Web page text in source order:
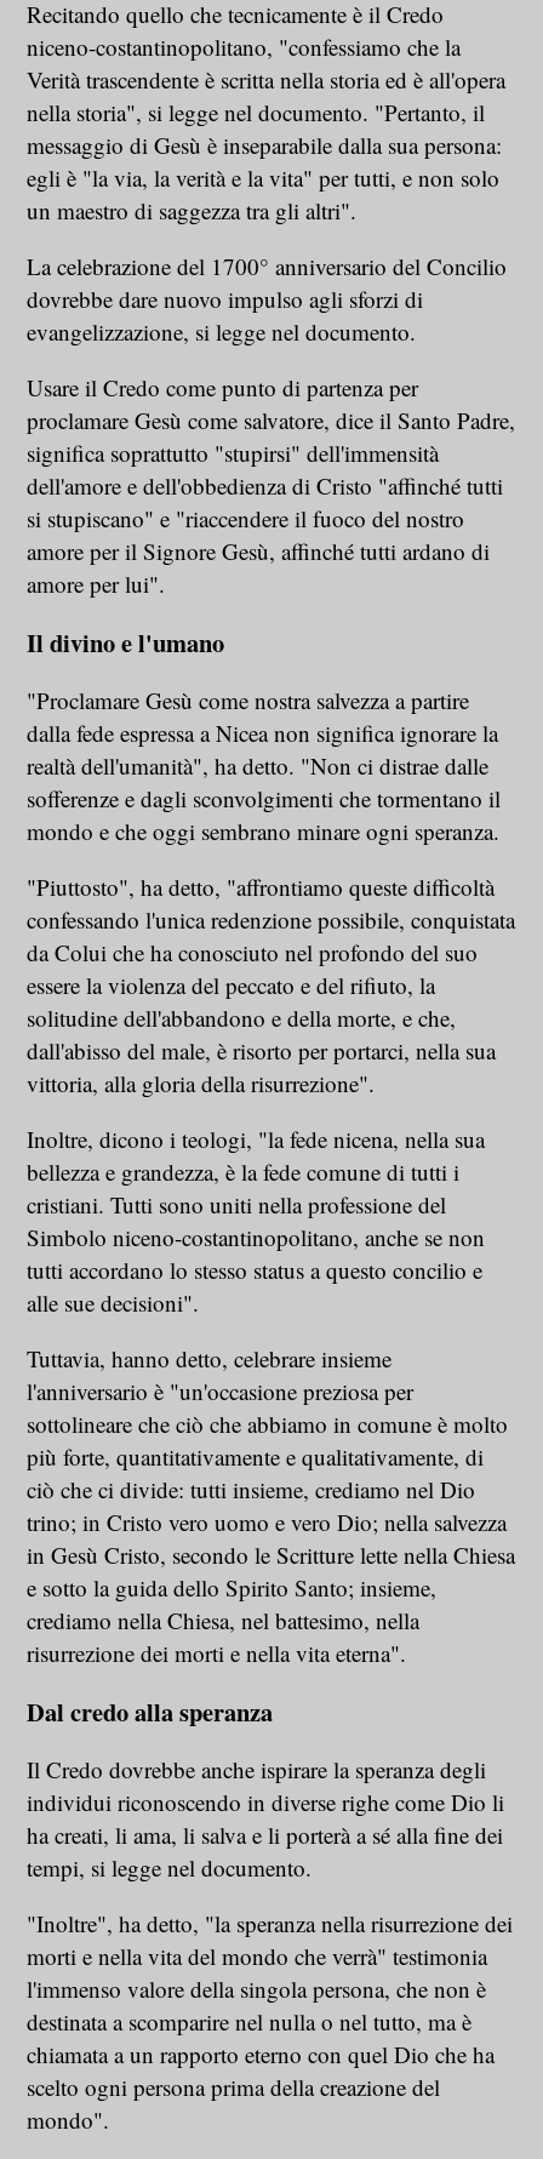
Recitando quello che tecnicamente è il Credo
niceno-costantinopolitano, "confessiamo che la
Verità trascendente è scritta nella storia ed è all'opera
nella storia", si legge nel documento. "Pertanto, il
messaggio di Gesù è inseparabile dalla sua persona:
egli è "la via, la verità e la vita" per tutti, e non solo
un maestro di saggezza tra gli altri".
La celebrazione del 1700° anniversario del Concilio
dovrebbe dare nuovo impulso agli sforzi di
evangelizzazione, si legge nel documento.
Usare il Credo come punto di partenza per
proclamare Gesù come salvatore, dice il Santo Padre,
significa soprattutto "stupirsi" dell'immensità
dell'amore e dell'obbedienza di Cristo "affinché tutti
si stupiscano" e "riaccendere il fuoco del nostro
amore per il Signore Gesù, affinché tutti ardano di
amore per lui".
Il divino e l'umano
"Proclamare Gesù come nostra salvezza a partire
dalla fede espressa a Nicea non significa ignorare la
realtà dell'umanità", ha detto. "Non ci distrae dalle
sofferenze e dagli sconvolgimenti che tormentano il
mondo e che oggi sembrano minare ogni speranza.
"Piuttosto", ha detto, "affrontiamo queste difficoltà
confessando l'unica redenzione possibile, conquistata
da Colui che ha conosciuto nel profondo del suo
essere la violenza del peccato e del rifiuto, la
solitudine dell'abbandono e della morte, e che,
dall'abisso del male, è risorto per portarci, nella sua
vittoria, alla gloria della risurrezione".
Inoltre, dicono i teologi, "la fede nicena, nella sua
bellezza e grandezza, è la fede comune di tutti i
cristiani. Tutti sono uniti nella professione del
Simbolo niceno-costantinopolitano, anche se non
tutti accordano lo stesso status a questo concilio e
alle sue decisioni".
Tuttavia, hanno detto, celebrare insieme
l'anniversario è "un'occasione preziosa per
sottolineare che ciò che abbiamo in comune è molto
più forte, quantitativamente e qualitativamente, di
ciò che ci divide: tutti insieme, crediamo nel Dio
trino; in Cristo vero uomo e vero Dio; nella salvezza
in Gesù Cristo, secondo le Scritture lette nella Chiesa
e sotto la guida dello Spirito Santo; insieme,
crediamo nella Chiesa, nel battesimo, nella
risurrezione dei morti e nella vita eterna".
Dal credo alla speranza
Il Credo dovrebbe anche ispirare la speranza degli
individui riconoscendo in diverse righe come Dio li
ha creati, li ama, li salva e li porterà a sé alla fine dei
tempi, si legge nel documento.
"Inoltre", ha detto, "la speranza nella risurrezione dei
morti e nella vita del mondo che verrà" testimonia
l'immenso valore della singola persona, che non è
destinata a scomparire nel nulla o nel tutto, ma è
chiamata a un rapporto eterno con quel Dio che ha
scelto ogni persona prima della creazione del
mondo".